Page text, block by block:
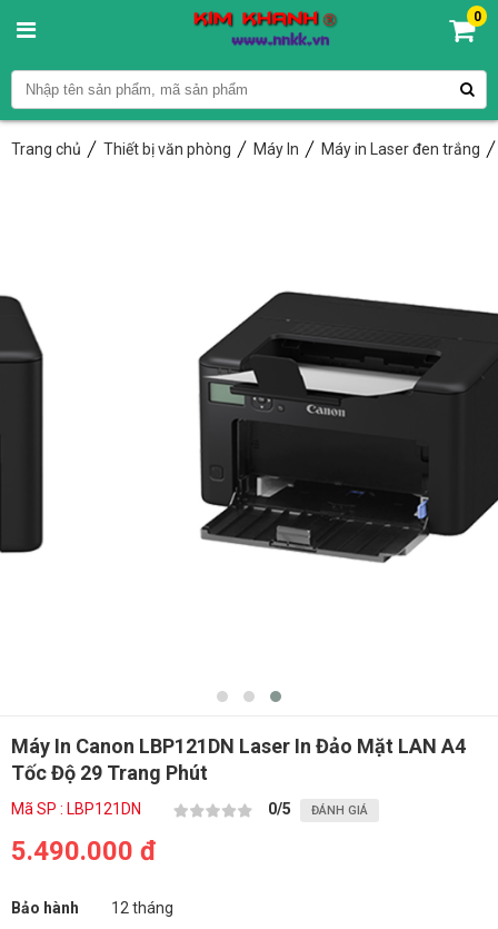
0
Trang chủ Thiết bị văn phòng Máy In Máy in Laser đen trắng
Máy In Canon LBP121DN Laser In Đảo Mặt LAN A4
Tốc Độ 29 Trang Phút
Mã SP : LBP121DN 0/5 ĐÁNH GIÁ
5.490.000 đ
Bảo hành
12 tháng